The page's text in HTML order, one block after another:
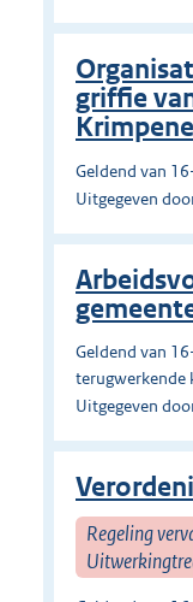
griffie
Geldend van
Uitgegeven
Geldend van
terugwerkende
Uitgegeven
Regeling